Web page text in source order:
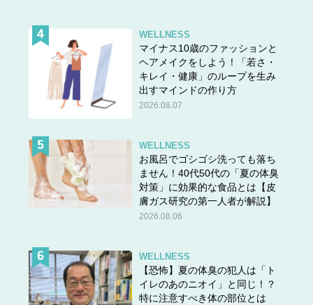
WELLNESS
マイナス10歳のファッションと
ヘアメイクをしよう！「若さ・
キレイ・健康」のループを生み
出すマインドの作り方
2026.08.07
WELLNESS
お風呂でゴシゴシ洗っても落ち
ません！40代50代の「夏の体臭
対策」に効果的な食品とは【皮
膚ガス研究の第一人者が解説】
2026.08.06
WELLNESS
【恐怖】夏の体臭の犯人は「ト
イレのあのニオイ」と同じ！？
特に注意すべき体の部位とは